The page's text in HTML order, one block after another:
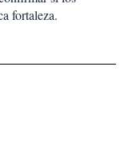
fortaleza.